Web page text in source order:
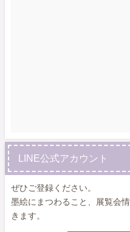
LINE公式アカウント
ぜひご登録ください。
墨絵にまつわること、展覧会
きます。